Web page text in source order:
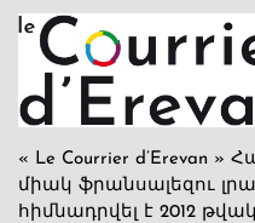
« Le Courrier d’Erevan
միակ ֆրանսալեզու
հիմնադրվել է 2012